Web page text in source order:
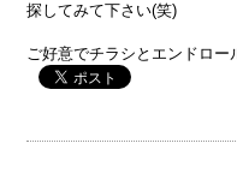
探してみて下さい(笑)
ご好意でチラシとエンドロ